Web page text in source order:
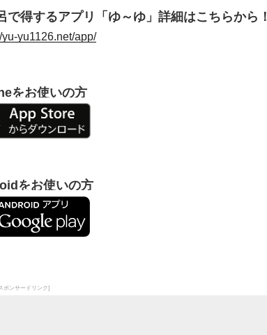
で得するアプリ「ゆ～ゆ」詳細はこちらから！
yu-yu1126.net/app/
をお使いの方
をお使いの方
ポンサードリンク]